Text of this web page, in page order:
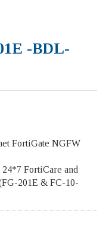
-BDL-
FortiGate NGFW
FortiCare and
201E & FC-10-